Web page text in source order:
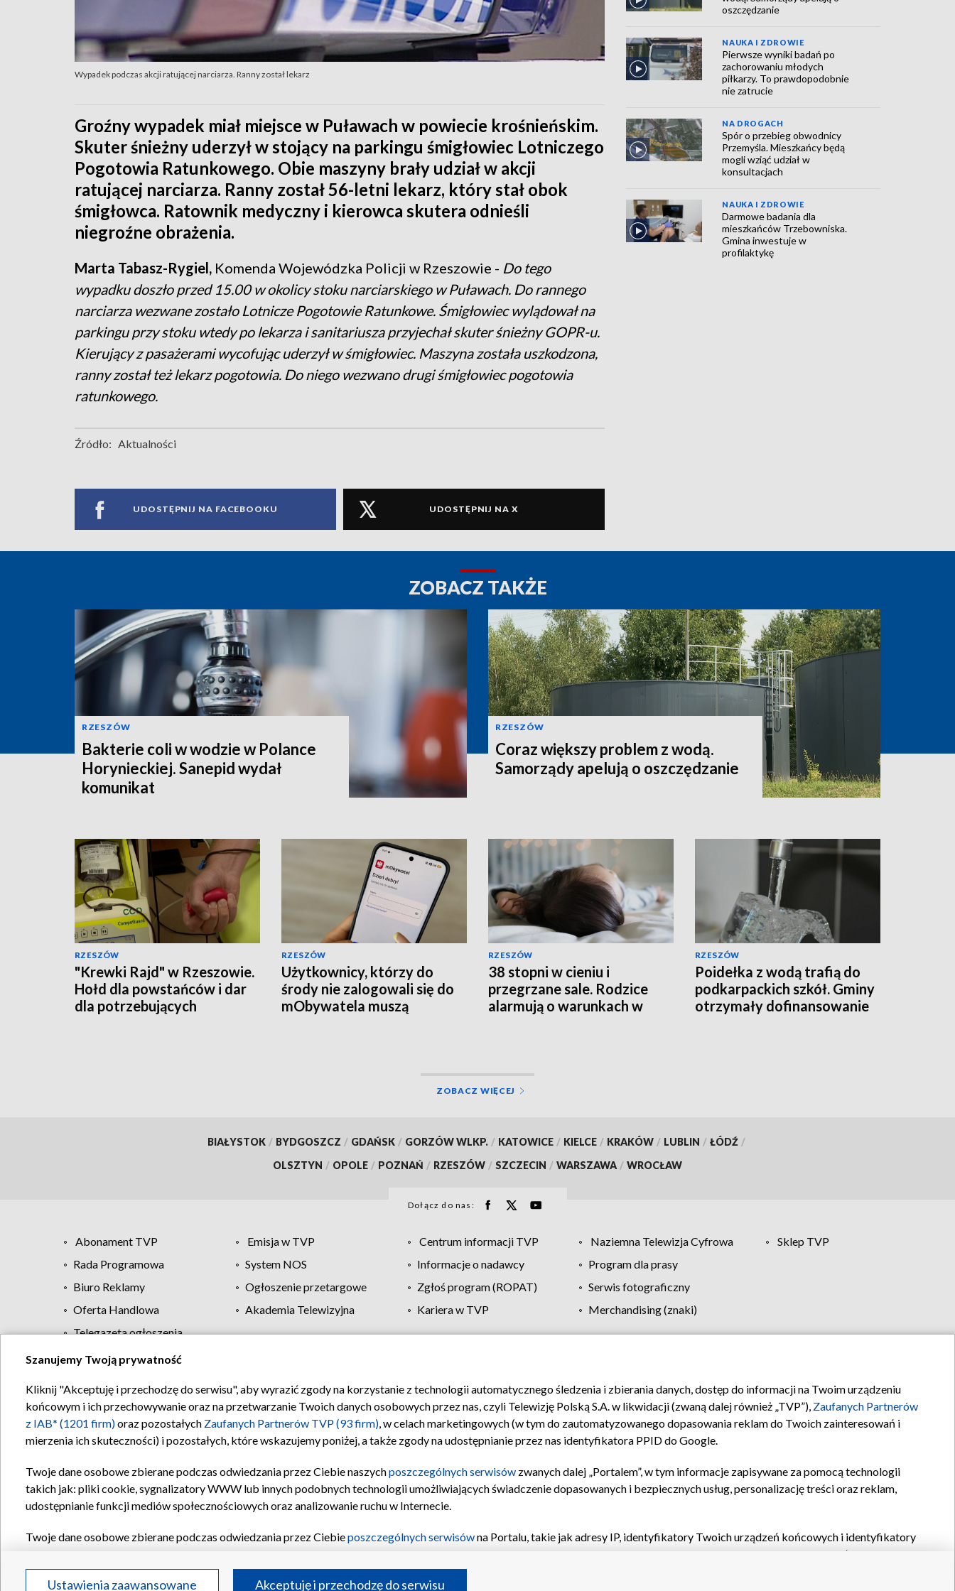
Wypadek podczas akcji ratującej narciarza. Ranny został lekarz
Groźny wypadek miał miejsce w Puławach w powiecie krośnieńskim.
Skuter śnieżny uderzył w stojący na parkingu śmigłowiec Lotniczego
Pogotowia Ratunkowego. Obie maszyny brały udział w akcji
ratującej narciarza. Ranny został 56-letni lekarz, który stał obok
śmigłowca. Ratownik medyczny i kierowca skutera odnieśli
niegroźne obrażenia.
Marta Tabasz-Rygiel, Komenda Wojewódzka Policji w Rzeszowie - Do tego
wypadku doszło przed 15.00 w okolicy stoku narciarskiego w Puławach. Do rannego
narciarza wezwane zostało Lotnicze Pogotowie Ratunkowe. Śmigłowiec wylądował na
parkingu przy stoku wtedy po lekarza i sanitariusza przyjechał skuter śnieżny GOPR-u.
Kierujący z pasażerami wycofując uderzył w śmigłowiec. Maszyna została uszkodzona,
ranny został też lekarz pogotowia. Do niego wezwano drugi śmigłowiec pogotowia
ratunkowego.
Źródło: Aktualności
UDOSTĘPNIJ NA FACEBOOKU UDOSTĘPNIJ NA X
oszczędzanie
NAUKA I ZDROWIE
Pierwsze wyniki badań po
zachorowaniu młodych
piłkarzy. To prawdopodobnie
nie zatrucie
NA DROGACH
Spór o przebieg obwodnicy
Przemyśla. Mieszkańcy będą
mogli wziąć udział w
konsultacjach
NAUKA I ZDROWIE
Darmowe badania dla
mieszkańców Trzebowniska.
Gmina inwestuje w
profilaktykę
ZOBACZ TAKŻE
RZESZÓW
Bakterie coli w wodzie w Polance
Horynieckiej. Sanepid wydał
komunikat
RZESZÓW
Coraz większy problem z wodą.
Samorządy apelują o oszczędzanie
RZESZÓW
"Krewki Rajd" w Rzeszowie.
Hołd dla powstańców i dar
dla potrzebujących
RZESZÓW
Użytkownicy, którzy do
środy nie zalogowali się do
mObywatela muszą
RZESZÓW
38 stopni w cieniu i
przegrzane sale. Rodzice
alarmują o warunkach w
RZESZÓW
Poidełka z wodą trafią do
podkarpackich szkół. Gminy
otrzymały dofinansowanie
ZOBACZ WIĘCEJ
BIAŁYSTOK / BYDGOSZCZ / GDAŃSK / GORZÓW WLKP. / KATOWICE / KIELCE / KRAKÓW / LUBLIN / ŁÓDŹ /
OLSZTYN / OPOLE / POZNAŃ / RZESZÓW / SZCZECIN / WARSZAWA / WROCŁAW
Dołącz do nas:
Abonament TVP Emisja w TVP Centrum informacji TVP Naziemna Telewizja Cyfrowa
Sklep TVP
Rada Programowa
System NOS Informacje o nadawcy
Program dla prasy
Biuro Reklamy
Ogłoszenie przetargowe Zgłoś program (ROPAT)
Serwis fotograficzny
Oferta Handlowa
Akademia Telewizyjna Kariera w TVP
Merchandising (znaki)
Telegazeta ogłoszenia
Regulamin TVP Polityka prywatności Moje zgody Pomoc Biuro reklamy Kontakt
Szanujemy Twoją prywatność
Kliknij "Akceptuję i przechodzę do serwisu", aby wyrazić zgody na korzystanie z technologii automatycznego śledzenia i zbierania danych, dostęp do informacji na Twoim urządzeniu
końcowym i ich przechowywanie oraz na przetwarzanie Twoich danych osobowych przez nas, czyli Telewizję Polską S.A. w likwidacji (zwaną dalej również „TVP”), Zaufanych Partnerów
z IAB* (1201 firm)oraz pozostałych Zaufanych Partnerów TVP (93 firm), w celach marketingowych (w tym do zautomatyzowanego dopasowania reklam do Twoich zainteresowań i
mierzenia ich skuteczności) i pozostałych, które wskazujemy poniżej, a także zgody na udostępnianie przez nas identyfikatora PPID do Google.
Twoje dane osobowe zbierane podczas odwiedzania przez Ciebie naszychposzczególnych serwisów zwanych dalej „Portalem”, w tym informacje zapisywane za pomocą technologii
takich jak: pliki cookie, sygnalizatory WWW lub innych podobnych technologii umożliwiających świadczenie dopasowanych i bezpiecznych usług, personalizację treści oraz reklam,
udostępnianie funkcji mediów społecznościowych oraz analizowanie ruchu w Internecie.
Twoje dane osobowe zbierane podczas odwiedzania przez Ciebieposzczególnych serwisówna Portalu, takie jak adresy IP, identyfikatory Twoich urządzeń końcowych i identyfikatory
oraz pozostałych
Partnerów TVPdla realizacji następujących celów i funkcji: przechowywania informacji na urządzeniu lub dostęp do nich, wyboru podstawowych reklam, wyboru spersonalizowanych
reklam, tworzenia profilu spersonalizowanych reklam, tworzenia profilu spersonalizowanych treści, wyboru spersonalizowanych treści, pomiaru wydajności reklam, pomiaru wydajności
Ustawienia zaawansowane Akceptuję i przechodzę do serwisu